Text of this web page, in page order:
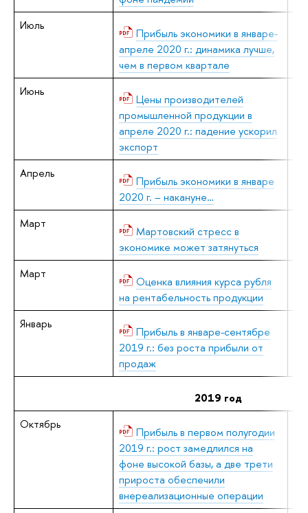
Июль
Прибыль экономики в январе-
апреле 2020 г.: динамика лучше,
чем в первом квартале
Июнь
Цены производителей
промышленной продукции в
апреле 2020 г.: падение ускорил
экспорт
Апрель
Прибыль экономики в январе
2020 г. – накануне…
Март
Мартовский стресс в
экономике может затянуться
Март
Оценка влияния курса рубля
на рентабельность продукции
Январь
Прибыль в январе-сентябре
2019 г.: без роста прибыли от
продаж
2019 год
Октябрь
Прибыль в первом полугодии
2019 г.: рост замедлился на
фоне высокой базы, а две трети
прироста обеспечили
внереализационные операции